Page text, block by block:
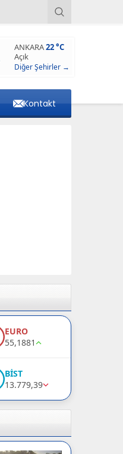
ANKARA22 °C
Açık
Diğer Şehirler →
Kontakt
EURO
55,1881
BİST
13.779,39